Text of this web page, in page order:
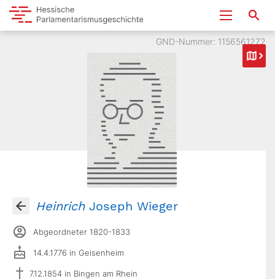
GND-Nummer: 1156561272
HeinrichJoseph Wieger
Abgeordneter 1820-1833
14.4.1776 in Geisenheim
7.12.1854 in Bingen am Rhein